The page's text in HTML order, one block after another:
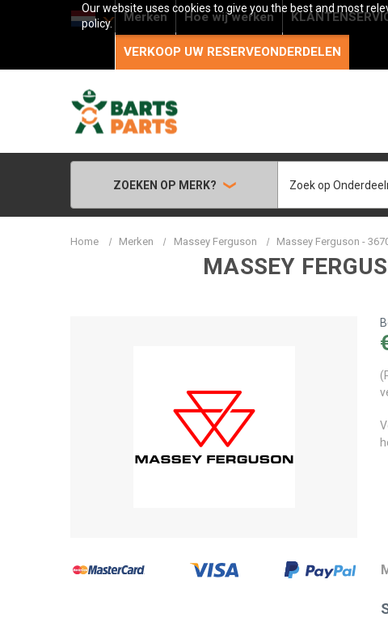
Our website uses cookies to give you the best and most
policy.
Merken Hoe wij werken
VERKOOP UW RESERVEONDERDELEN
ZOEKEN OP MERK?
Home Merken Massey Ferguson Massey Ferguson -
MASSEY